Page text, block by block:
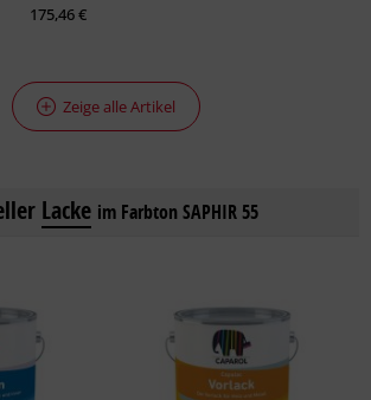
175,46 €
Zeige alle Artikel
Lacke im Farbton SAPHIR 55